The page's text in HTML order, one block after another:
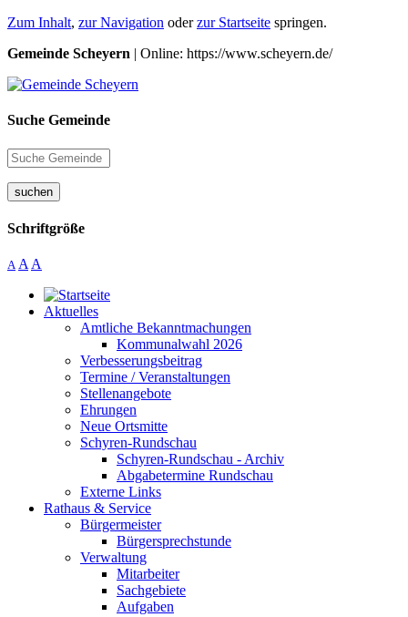
Zum Inhalt, zur Navigation oderzur Startseite springen.
Gemeinde Scheyern | Online: https://www.scheyern.de/
Suche Gemeinde
suchen
Schriftgröße
A A A
Aktuelles
Amtliche Bekanntmachungen
Kommunalwahl 2026
Verbesserungsbeitrag
Termine / Veranstaltungen
Stellenangebote
Ehrungen
Neue Ortsmitte
Schyren-Rundschau
Schyren-Rundschau - Archiv
Abgabetermine Rundschau
Externe Links
Rathaus & Service
Bürgermeister
Bürgersprechstunde
Verwaltung
Mitarbeiter
Sachgebiete
Aufgaben